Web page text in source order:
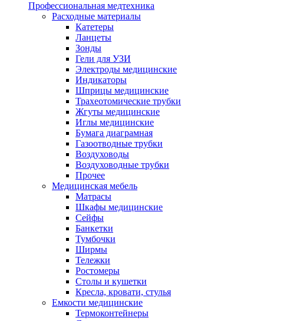
Профессиональная медтехника
Расходные материалы
Катетеры
Ланцеты
Зонды
Гели для УЗИ
Электроды медицинские
Индикаторы
Шприцы медицинские
Трахеотомические трубки
Жгуты медицинские
Иглы медицинские
Бумага диаграмная
Газоотводные трубки
Воздуховоды
Воздуховодные трубки
Прочее
Медицинская мебель
Матрасы
Шкафы медицинские
Сейфы
Банкетки
Тумбочки
Ширмы
Тележки
Ростомеры
Столы и кушетки
Кресла, кровати, стулья
Емкости медицинские
Термоконтейнеры